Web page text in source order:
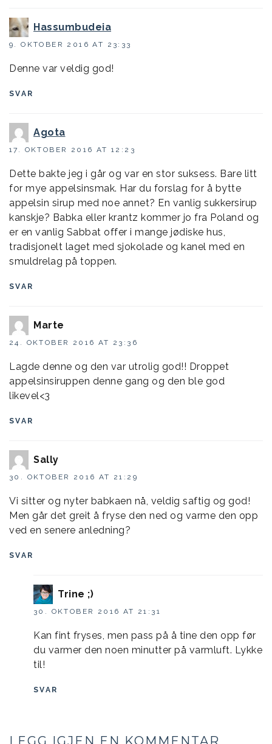
Hassumbudeia
9. OKTOBER 2016 AT 23:33
Denne var veldig god!
SVAR
Agota
17. OKTOBER 2016 AT 12:23
Dette bakte jeg i går og var en stor suksess. Bare litt
for mye appelsinsmak. Har du forslag for å bytte
appelsin sirup med noe annet? En vanlig sukkersirup
kanskje? Babka eller krantz kommer jo fra Poland og
er en vanlig Sabbat offer i mange jødiske hus,
tradisjonelt laget med sjokolade og kanel med en
smuldrelag på toppen.
SVAR
Marte
24. OKTOBER 2016 AT 23:36
Lagde denne og den var utrolig god!! Droppet
appelsinsiruppen denne gang og den ble god
likevel<3
SVAR
Sally
30. OKTOBER 2016 AT 21:29
Vi sitter og nyter babkaen nå, veldig saftig og god!
Men går det greit å fryse den ned og varme den opp
ved en senere anledning?
SVAR
Trine ;)
30. OKTOBER 2016 AT 21:31
Kan fint fryses, men pass på å tine den opp før
du varmer den noen minutter på varmluft. Lykke
til!
SVAR
LEGG IGJEN EN KOMMENTAR